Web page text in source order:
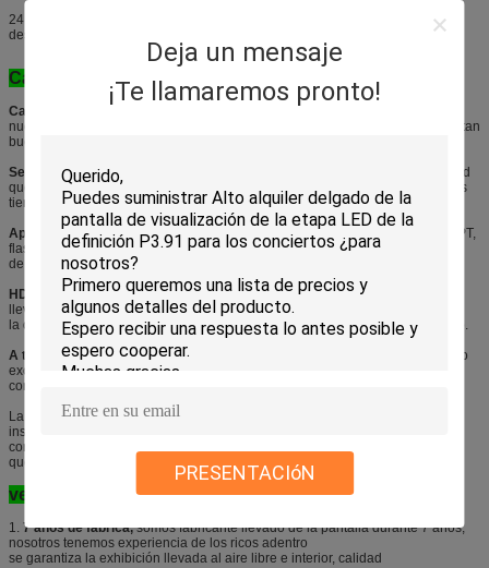
Deja un mensaje
¡Te llamaremos pronto!
PRESENTACIóN
24 meses de garantía, mantenimiento del curso de la vida y servicio de la
después-venta
Características:
Calidad estable y buena:
La calidad de todos nuestros materias crudos es
nuestro del strick de la producción control qualithy estable, y. el resultado es tan
bueno y también tenemos una buena reputación en esta industria
Servicio favorable de OEM/ODM,
haremos una solución completa para usted
que acuerda nuestros requisitos de clientes, y si algunos de nuestros clientes
tienen sus requisitos para la forma, podemos diseñar para ellos
Apoyo de muchos ficheros del juego:
vídeos, textos, imágenes, gráficos, PPT,
flashes y cualquier fuentes
de la TV, VCD, DVD y así sucesivamente
HD y alta frecuencia de actualización:la resolución para cada módulo
llevado es 32*32, tan si la visión
la distancia es 6 metros o más, el efecto es bastante bueno para este modelo.
A todo color:adopte SMD3535 3 en las lámparas llevadas 1, funcionamiento
excelente del color y muestre
contenido del mejor y de la realidad video
La prenda impermeable llevó el módulo y el gabinete; Mantenimiento y
instalación fáciles; energía baja relativa
consumo; el ángulo de visión amplio, cada módulo puede ser reparado, así
que es fácil y no le costará mucho
ventajas:
1. 7 años de fábrica,somos fabricante llevado de la pantalla durante 7 años,
nosotros tenemos experiencia de los ricos adentro
se garantiza la exhibición llevada al aire libre e interior, calidad